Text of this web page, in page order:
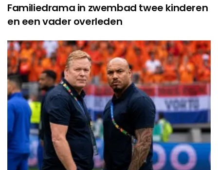
Familiedrama in zwembad twee kinderen
en een vader overleden